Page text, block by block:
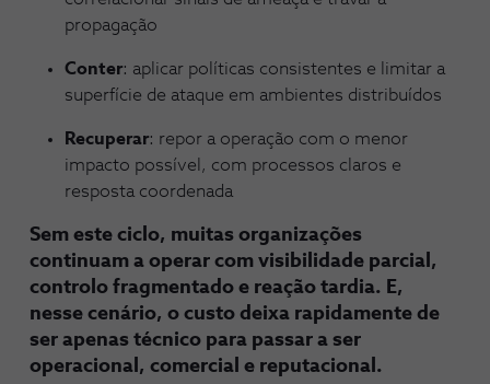
propagação
Conter: aplicar políticas consistentes e limitar a
superfície de ataque em ambientes distribuídos
Recuperar: repor a operação com o menor
impacto possível, com processos claros e
resposta coordenada
Sem este ciclo, muitas organizações
continuam a operar com visibilidade parcial,
controlo fragmentado e reação tardia. E,
nesse cenário, o custo deixa rapidamente de
ser apenas técnico para passar a ser
operacional, comercial e reputacional.